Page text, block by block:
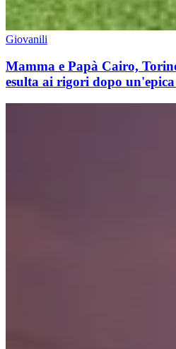
Giovanili
Mamma e Papà Cairo,
esulta ai rigori dopo